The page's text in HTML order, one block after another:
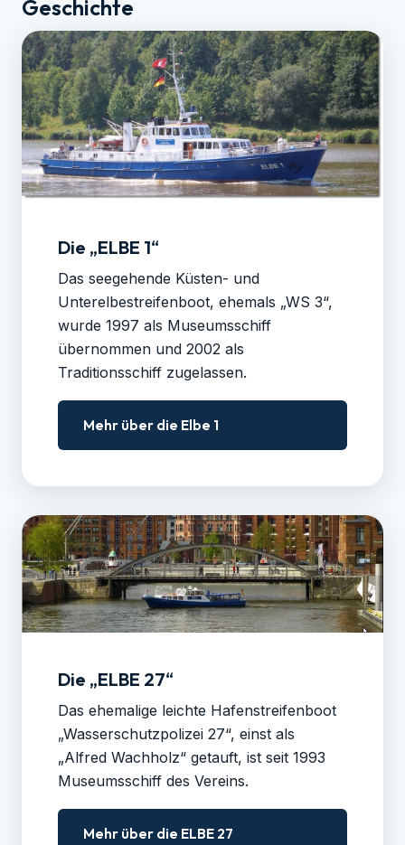
Geschichte
Die „ELBE 1“
Das seegehende Küsten- und
Unterelbestreifenboot, ehemals „WS 3“,
wurde 1997 als Museumsschiff
übernommen und 2002 als
Traditionsschiff zugelassen.
Mehr über die Elbe 1
Die „ELBE 27“
Das ehemalige leichte Hafenstreifenboot
„Wasserschutzpolizei 27“, einst als
„Alfred Wachholz“ getauft, ist seit 1993
Museumsschiff des Vereins.
Mehr über die ELBE 27